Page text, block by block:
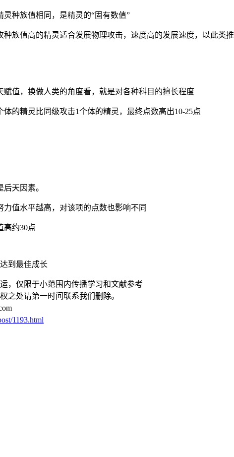
种族值相同，是精灵的“固有数值”
族值高的精灵适合发展物理攻击，速度高的发展速度，以此类推
值，换做人类的角度看，就是对各种科目的擅长程度
的精灵比同级攻击1个体的精灵，最终点数高出10-25点
天因素。
值水平越高，对该项的点数也影响不同
高约30点
到最佳成长
，仅限于小范围内传播学习和文献参考
之处请第一时间联系我们删除。
1193.html